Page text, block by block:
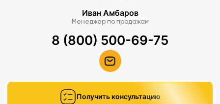
Иван Амбаров
Менеджер по продажам
8 (800) 500-69-75
Получить консультацию